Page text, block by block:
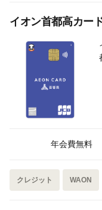
イオン首都高カー
年会費無料
クレジット WAON